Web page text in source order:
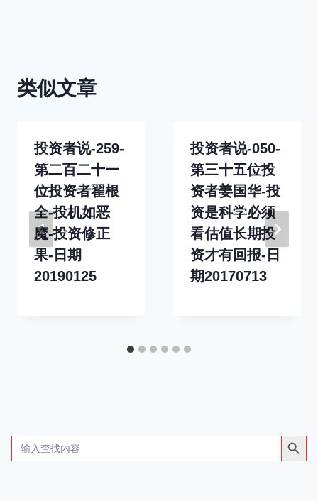
类似文章
投资者说-259-
第二百二十一
位投资者翟根
全-投机如恶
魔-投资修正
果-日期
20190125
投资者说-050-
第三十五位投
资者姜国华-投
资是科学必须
看估值长期投
资才有回报-日
期20170713
Search
for:
搜索按钮